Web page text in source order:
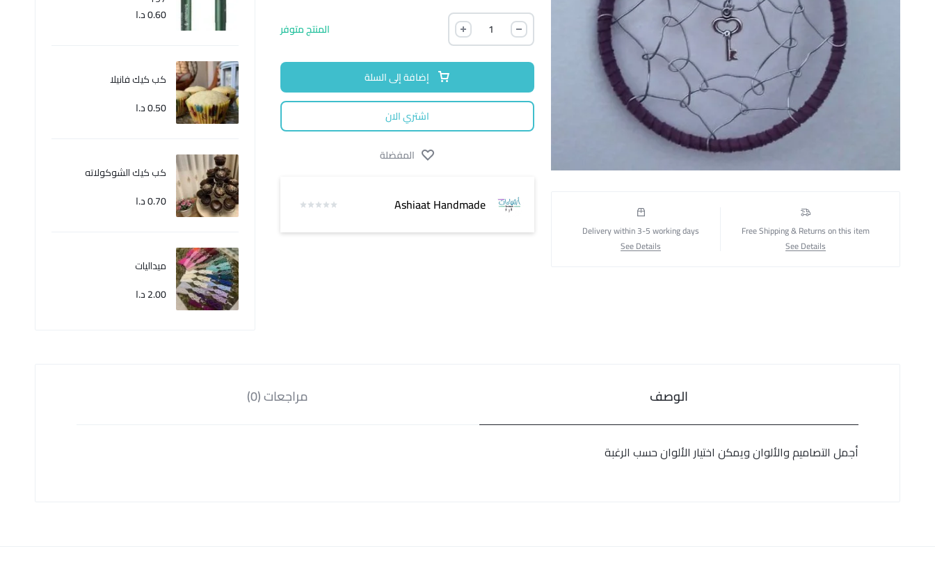
Free Shipping & Returns on this item
See Details
Delivery within 3-5 working days
See Details
المنتج متوفر
إضافة إلى السلة
اشتري الان
المفضلة
Ashiaat Handmade
0.60د.ا
كب كيك فانيلا
0.50د.ا
كب كيك الشوكولاته
0.70د.ا
ميداليات
2.00د.ا
الوصف مراجعات (0)
أجمل التصاميم والألوان ويمكن اختيار الألوان حسب الرغبة